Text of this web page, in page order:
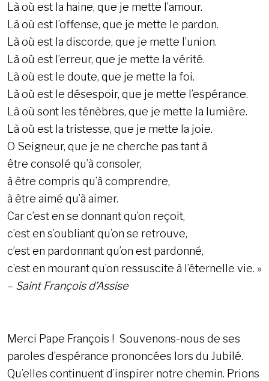
Là où est la haine, que je mette l’amour.
Là où est l’offense, que je mette le pardon.
Là où est la discorde, que je mette l’union.
Là où est l’erreur, que je mette la vérité.
Là où est le doute, que je mette la foi.
Là où est le désespoir, que je mette l’espérance.
Là où sont les ténèbres, que je mette la lumière.
Là où est la tristesse, que je mette la joie.
O Seigneur, que je ne cherche pas tant à
être consolé qu’à consoler,
à être compris qu’à comprendre,
à être aimé qu’à aimer.
Car c’est en se donnant qu’on reçoit,
c’est en s’oubliant qu’on se retrouve,
c’est en pardonnant qu’on est pardonné,
c’est en mourant qu’on ressuscite à l’éternelle vie. »
– Saint François d’Assise
Merci Pape François ! Souvenons-nous de ses
paroles d’espérance prononcées lors du Jubilé.
Qu’elles continuent d’inspirer notre chemin. Prions